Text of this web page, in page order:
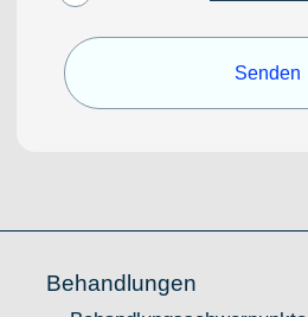
Senden
Behandlungen